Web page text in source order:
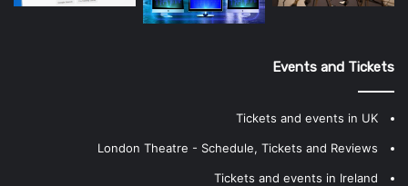
Events and Tickets
Tickets and events in UK
London Theatre - Schedule, Tickets and Reviews
Tickets and events in Ireland